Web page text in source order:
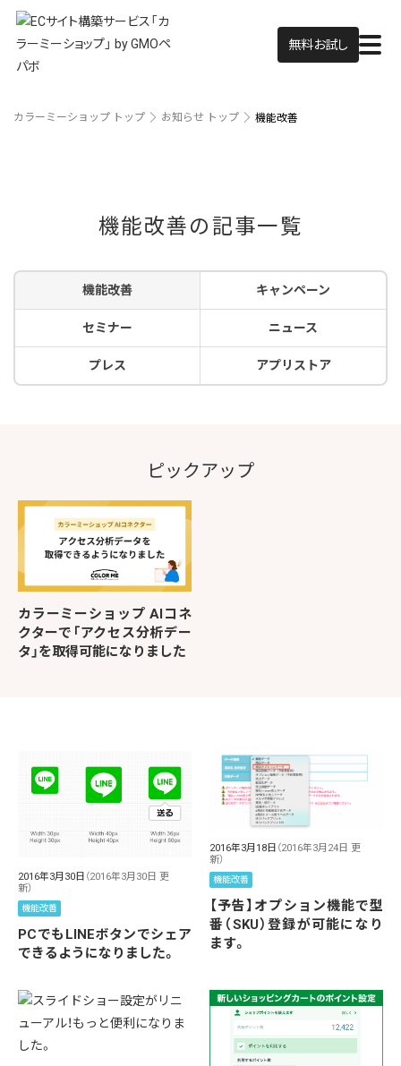
無料お試し
カラーミーショップ トップ お知らせ トップ 機能改善
機能改善の記事一覧
機能改善 キャンペーン
セミナー ニュース
プレス アプリストア
ピックアップ
カラーミーショップ AIコネ
クターで「アクセス分析デー
タ」を取得可能になりました
2016年3月30日 （2016年3月30日 更
新）
機能改善
PCでもLINEボタンでシェア
できるようになりました。
2016年3月18日 （2016年3月24日 更
新）
機能改善
【予告】オプション機能で型
番（SKU）登録が可能になり
ます。